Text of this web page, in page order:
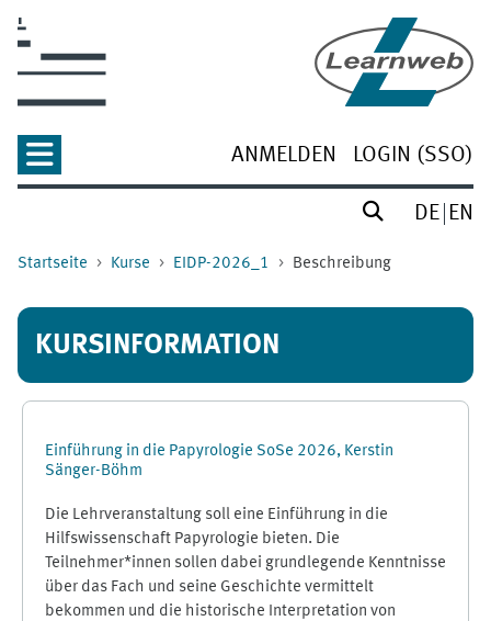
ANMELDEN LOGIN (SSO)
DE EN
Startseite Kurse EIDP-2026_1 Beschreibung
KURSINFORMATION
Einführung in die Papyrologie SoSe 2026, Kerstin
Sänger-Böhm
Die Lehrveranstaltung soll eine Einführung in die
Hilfswissenschaft Papyrologie bieten. Die
Teilnehmer*innen sollen dabei grundlegende Kenntnisse
über das Fach und seine Geschichte vermittelt
bekommen und die historische Interpretation von